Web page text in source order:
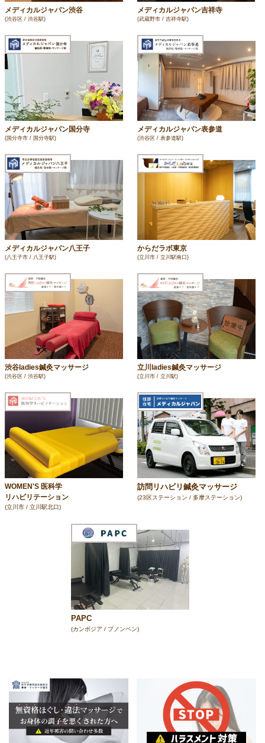
メディカルジャパン渋谷
(渋谷区 / 渋谷駅)
メディカルジャパン吉祥寺
(武蔵野市 / 吉祥寺駅)
メディカルジャパン国分寺
(国分寺市 / 国分寺駅)
メディカルジャパン表参道
(渋谷区 / 表参道駅)
メディカルジャパン八王子
(八王子市 / 八王子駅)
からだラボ東京
(立川市 / 立川駅南口)
渋谷ladies鍼灸マッサージ
(渋谷区 / 渋谷駅)
立川ladies鍼灸マッサージ
(立川市 / 立川駅)
WOMEN'S 医科学
リハビリテーション
(立川市 / 立川駅北口)
訪問リハビリ鍼灸マッサージ
(23区ステーション / 多摩ステーション)
PAPC
(カンボジア / プノンペン)